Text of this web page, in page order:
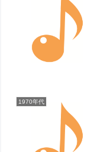
1970年代